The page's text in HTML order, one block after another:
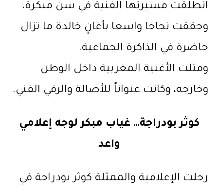
انطلقت مسيرتها الفنية في سن مبكرة،
وحققت نجاحا واسعا بأغانٍ خالدة ما تزال
حاضرة في الذاكرة الجماعية.
ومثلت الأغنية المغربية داخل الوطن
وخارجه، وكانت عنواناً للأصالة والرقي الفني.
كوثر بودراجة… غياب مبكر لوجه إعلامي
واعد
رحلت الإعلامية والممثلة كوثر بودراجة في